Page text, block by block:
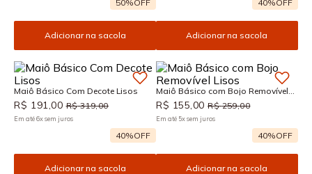
50%OFF
Adicionar na sacola
40%OFF
Adicionar na sacola
Maiô Básico Com Decote Lisos
R$ 191,00 R$ 319,00
Em até6xsem juros
40%OFF
Adicionar na sacola
Maiô Básico com Bojo Removível
Lisos
R$ 155,00 R$ 259,00
Em até 5xsem juros
40%OFF
Adicionar na sacola